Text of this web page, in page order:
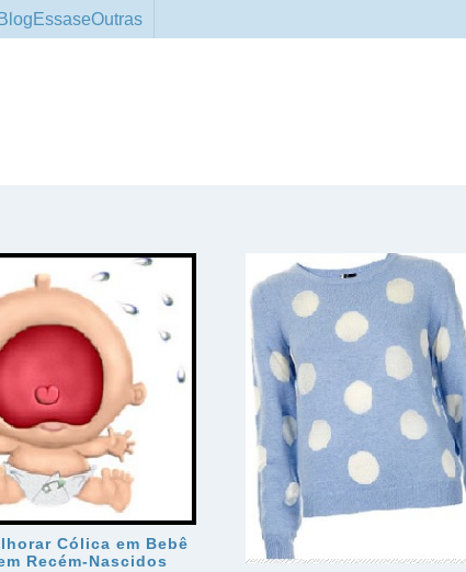
Cólica em Bebê
Recém-Nascidos